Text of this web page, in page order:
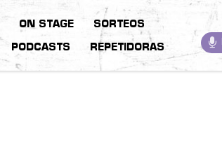
ON STAGE SORTEOS
PODCASTS REPETIDORAS